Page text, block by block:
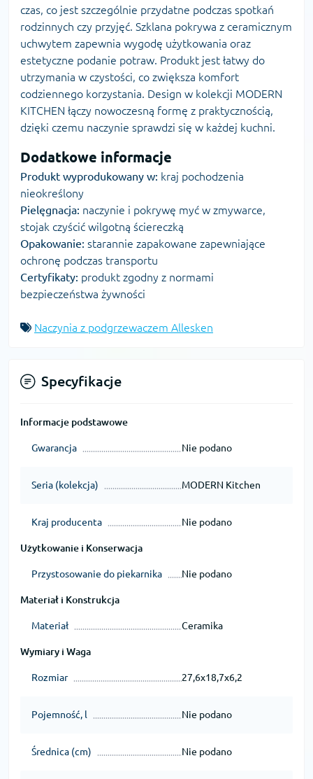
czas, co jest szczególnie przydatne podczas spotkań
rodzinnych czy przyjęć. Szklana pokrywa z ceramicznym
uchwytem zapewnia wygodę użytkowania oraz
estetyczne podanie potraw. Produkt jest łatwy do
utrzymania w czystości, co zwiększa komfort
codziennego korzystania. Design w kolekcji MODERN
KITCHEN łączy nowoczesną formę z praktycznością,
dzięki czemu naczynie sprawdzi się w każdej kuchni.
Dodatkowe informacje
Produkt wyprodukowany w: kraj pochodzenia
nieokreślony
Pielęgnacja: naczynie i pokrywę myć w zmywarce,
stojak czyścić wilgotną ściereczką
Opakowanie: starannie zapakowane zapewniające
ochronę podczas transportu
Certyfikaty: produkt zgodny z normami
bezpieczeństwa żywności
Naczynia z podgrzewaczem Allesken
Specyfikacje
Informacje podstawowe
Gwarancja Nie podano
Seria (kolekcja) MODERN Kitchen
Kraj producenta Nie podano
Użytkowanie i Konserwacja
Przystosowanie do piekarnika Nie podano
Materiał i Konstrukcja
Materiał Ceramika
Wymiary i Waga
Rozmiar 27,6x18,7x6,2
Pojemność, l Nie podano
Średnica (cm) Nie podano